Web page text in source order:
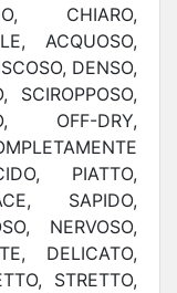
CHIARO,
ACQUOSO,
DENSO,
SCIROPPOSO,
OFF-DRY,
PIATTO,
SAPIDO,
NERVOSO,
DELICATO,
STRETTO,